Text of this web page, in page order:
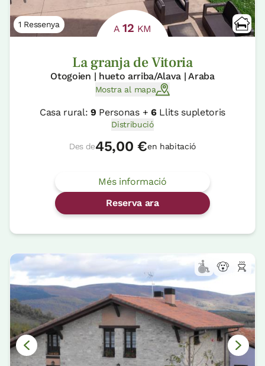
1 Ressenya A12 KM
La granja de Vitoria
Otogoien | hueto arriba/Alava | Araba
Mostra al mapa
Casa rural:9 Personas + 6Llits supletoris
Distribució
Des de45,00 €en habitació
Més informació
Reserva ara